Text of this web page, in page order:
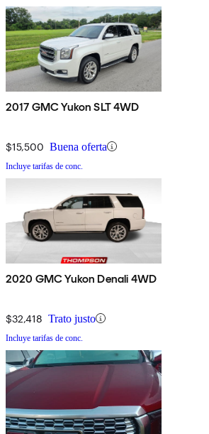
2017 GMC Yukon SLT 4WD
$15,500 Buena oferta
Incluye tarifas de conc.
2020 GMC Yukon Denali 4WD
$32,418 Trato justo
Incluye tarifas de conc.